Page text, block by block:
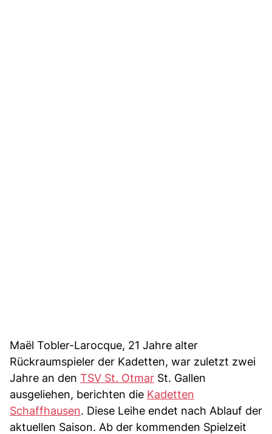
Maël Tobler-Larocque, 21 Jahre alter
Rückraumspieler der Kadetten, war zuletzt zwei
Jahre an den TSV St. Otmar St. Gallen
ausgeliehen, berichten die Kadetten
Schaffhausen. Diese Leihe endet nach Ablauf der
aktuellen Saison. Ab der kommenden Spielzeit